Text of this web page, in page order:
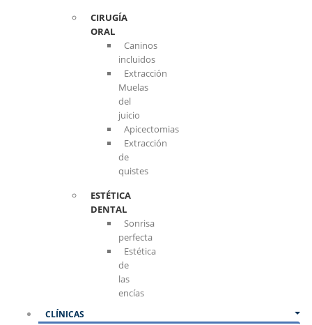
CIRUGÍA
ORAL
Caninos
incluidos
Extracción
Muelas
del
juicio
Apicectomias
Extracción
de
quistes
ESTÉTICA
DENTAL
Sonrisa
perfecta
Estética
de
las
encías
CLÍNICAS